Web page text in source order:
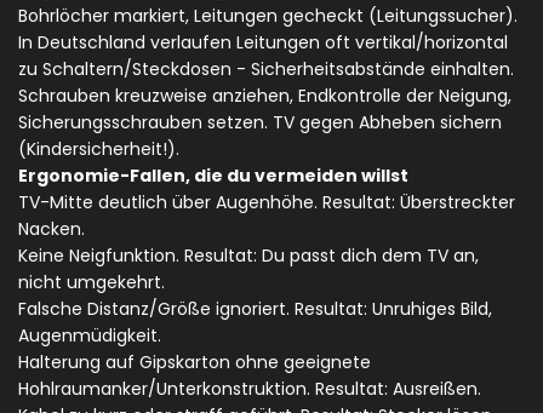
Bohrlöcher markiert, Leitungen gecheckt (Leitungssucher).
In Deutschland verlaufen Leitungen oft vertikal/horizontal
zu Schaltern/Steckdosen - Sicherheitsabstände einhalten.
Schrauben kreuzweise anziehen, Endkontrolle der Neigung,
Sicherungsschrauben setzen. TV gegen Abheben sichern
(Kindersicherheit!).
Ergonomie-Fallen, die du vermeiden willst
TV-Mitte deutlich über Augenhöhe. Resultat: Überstreckter
Nacken.
Keine Neigfunktion. Resultat: Du passt dich dem TV an,
nicht umgekehrt.
Falsche Distanz/Größe ignoriert. Resultat: Unruhiges Bild,
Augenmüdigkeit.
Halterung auf Gipskarton ohne geeignete
Hohlraumanker/Unterkonstruktion. Resultat: Ausreißen.